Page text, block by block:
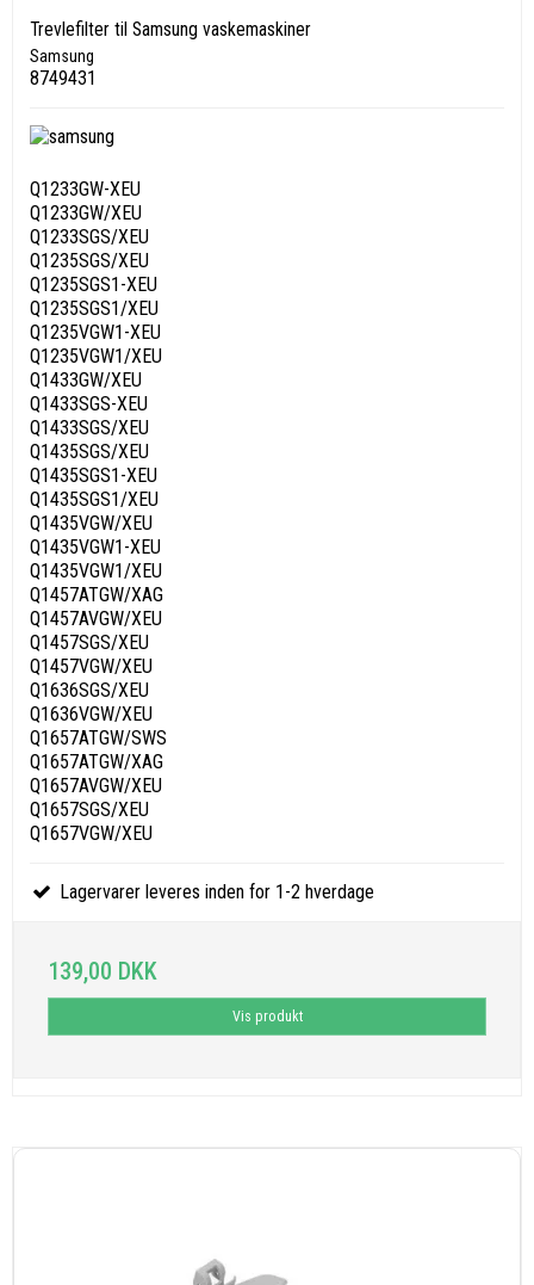
Trevlefilter til Samsung vaskemaskiner
Samsung
8749431
Q1233GW-XEU
Q1233GW/XEU
Q1233SGS/XEU
Q1235SGS/XEU
Q1235SGS1-XEU
Q1235SGS1/XEU
Q1235VGW1-XEU
Q1235VGW1/XEU
Q1433GW/XEU
Q1433SGS-XEU
Q1433SGS/XEU
Q1435SGS/XEU
Q1435SGS1-XEU
Q1435SGS1/XEU
Q1435VGW/XEU
Q1435VGW1-XEU
Q1435VGW1/XEU
Q1457ATGW/XAG
Q1457AVGW/XEU
Q1457SGS/XEU
Q1457VGW/XEU
Q1636SGS/XEU
Q1636VGW/XEU
Q1657ATGW/SWS
Q1657ATGW/XAG
Q1657AVGW/XEU
Q1657SGS/XEU
Q1657VGW/XEU
Lagervarer leveres inden for 1-2 hverdage
139,00 DKK
Vis produkt